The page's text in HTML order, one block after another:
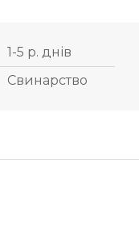
1-5 р. днів
Свинарство